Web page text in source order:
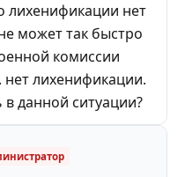
лихенификации нет
может так быстро
комиссии
лихенификации.
данной ситуации?